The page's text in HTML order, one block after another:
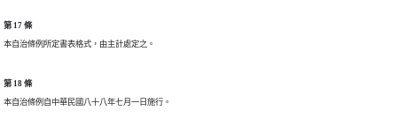
第 17 條
本自治條例所定書表格式，由主計處定之。
第 18 條
本自治條例自中華民國八十八年七月一日施行。